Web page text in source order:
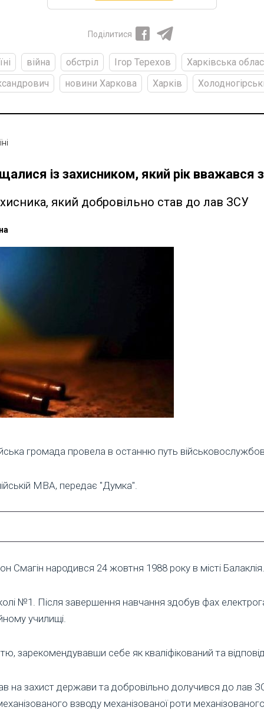
Поділитися
війна обстріл Ігор Терехов
Харківська
новини Харкова Харків
із захисником, який рік вважався
який добровільно став до лав ЗСУ
громада провела в останню путь
МВА, передає "Думка".
Смагін народився 24 жовтня 1988 року в місті Балаклія.
№1. Після завершення навчання здобув фах
училищі.
зарекомендувавши себе як кваліфікований та
на захист держави та добровільно долучився до лав
взводу механізованої роти